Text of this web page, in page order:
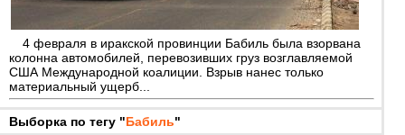
4 февраля в иракской провинции Бабиль была взорвана
колонна автомобилей, перевозивших груз возглавляемой
США Международной коалиции. Взрыв нанес только
материальный ущерб...
Выборка по тегу "Бабиль"